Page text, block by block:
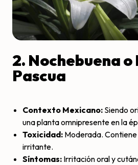
2. Nochebuena o
Pascua
Contexto Mexicano: Siendo
una planta omnipresente en la
Toxicidad: Moderada.
irritante.
Síntomas: Irritación oral y